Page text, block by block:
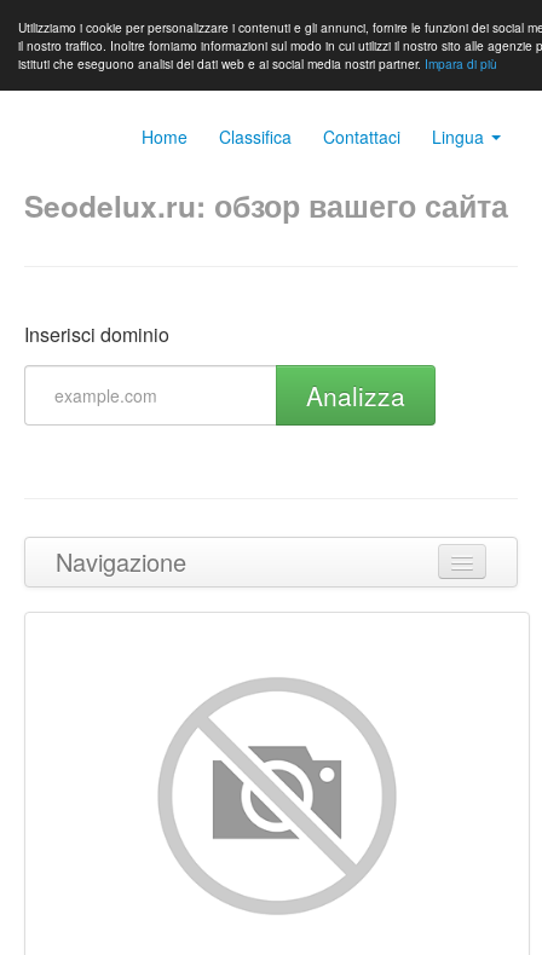
Utilizziamo i cookie per personalizzare i contenuti e gli annunci, fornire le funzioni dei social
il nostro traffico. Inoltre forniamo informazioni sul modo in cui utilizzi il nostro sito alle agenzie
istituti che eseguono analisi dei dati web e ai social media nostri partner. Impara di più
Home Classifica Contattaci Lingua
Seodelux.ru: обзор вашего сайта
Inserisci dominio
Analizza
Navigazione
Torna in cima
Keywords
Usabilita
Documento